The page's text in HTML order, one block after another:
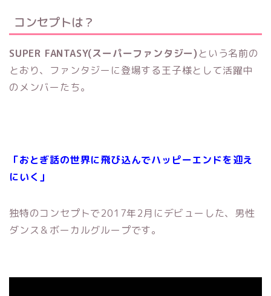
コンセプトは？
SUPER FANTASY(スーパーファンタジー) という名前の
とおり、ファンタジーに登場する王子様として活躍中
のメンバーたち。
「おとぎ話の世界に飛び込んでハッピーエンドを迎え
にいく」
独特のコンセプトで2017年2月にデビューした、男性
ダンス＆ボーカルグループです。